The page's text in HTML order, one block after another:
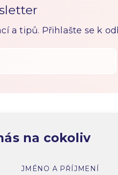
a tipů. Přihlašte se k
na cokoliv
JMÉNO A PŘÍJMENÍ